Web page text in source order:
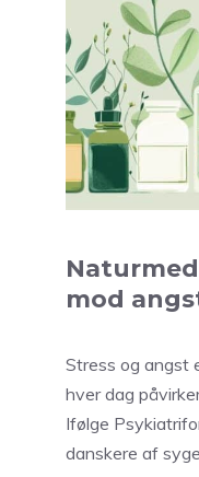
mod
Stress og angst
hver dag
Ifølge
danskere af